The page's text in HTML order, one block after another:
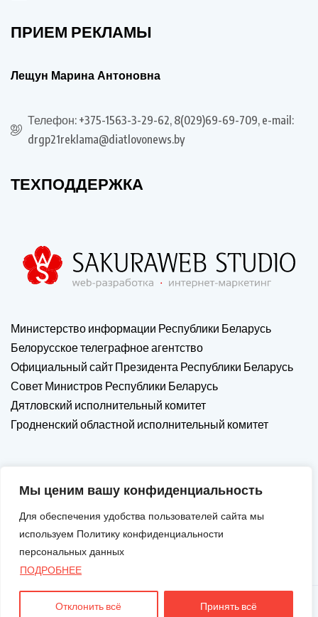
Мы ценим вашу конфиденциальность
Для обеспечения удобства пользователей сайта мы
используем Политику конфиденциальности
персональных данных
ПОДРОБНЕЕ
Отклонить всё Принять всё
ПРИЕМ РЕКЛАМЫ
Лещун Марина Антоновна
Телефон: +375-1563-3-29-62, 8(029)69-69-709, e-mail:
drgp21reklama@diatlovonews.by
ТЕХПОДДЕРЖКА
Министерство информации Республики Беларусь
Белорусское телеграфное агентство
Официальный сайт Президента Республики Беларусь
Совет Министров Республики Беларусь
Дятловский исполнительный комитет
Гродненский областной исполнительный комитет
Авторские Права © 2026. Все Права Защищены.